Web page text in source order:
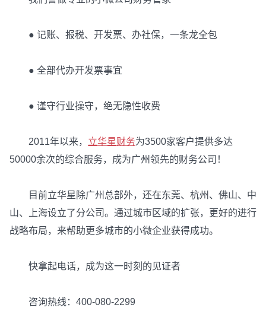
● 记账、报税、开发票、办社保，一条龙全包
● 全部代办开发票事宜
● 谨守行业操守，绝无隐性收费
2011年以来， 立华星财务为3500家客户提供多达
50000余次的综合服务，成为广州领先的财务公司！
目前立华星除广州总部外，还在东莞、杭州、佛山、中
山、上海设立了分公司。通过城市区域的扩张，更好的进行
战略布局，来帮助更多城市的小微企业获得成功。
快拿起电话，成为这一时刻的见证者
咨询热线：400-080-2299